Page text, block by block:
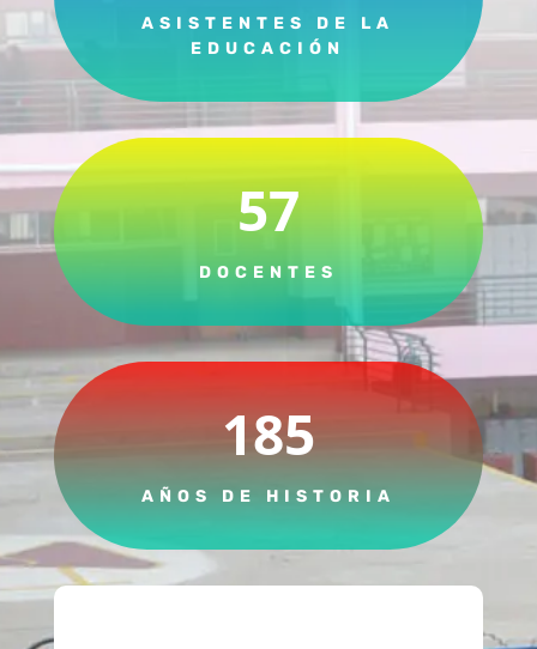
ASISTENTES DE LA
EDUCACIÓN
57
DOCENTES
185
AÑOS DE HISTORIA